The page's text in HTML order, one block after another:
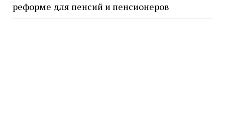
реформе для пенсий и пенсионеров